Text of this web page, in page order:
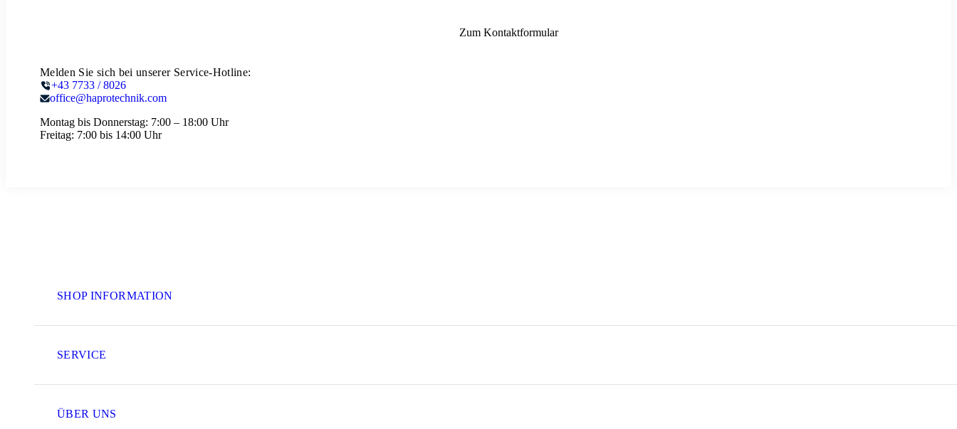
Zum Kontaktformular
Melden Sie sich bei unserer Service-Hotline:
+43 7733 / 8026
office@haprotechnik.com
Montag bis Donnerstag: 7:00 – 18:00 Uhr
Freitag: 7:00 bis 14:00 Uhr
SHOP INFORMATION
SERVICE
ÜBER UNS